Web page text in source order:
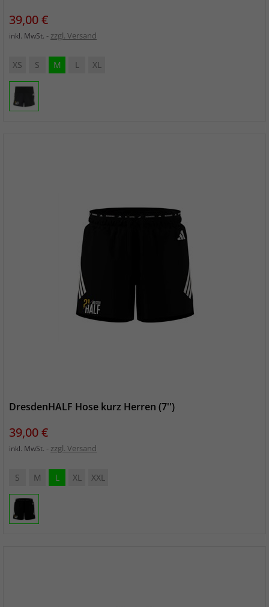
Preis
39,00 €
inkl. MwSt. zzgl. Versand
XS S M L XL
DresdenHALF Hose kurz Herren (7'')
Preis
39,00 €
inkl. MwSt. zzgl. Versand
S M L XL XXL